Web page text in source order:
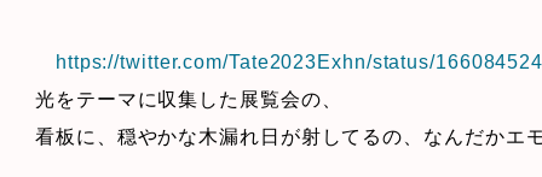
https://twitter.com/Tate2023Exhn/status/
光をテーマに収集した展覧会の、
看板に、穏やかな木漏れ日が射してるの、なんだかエ